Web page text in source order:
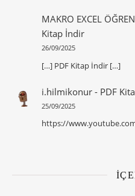
MAKRO EXCEL
Kitap İndir
26/09/2025
[…] PDF Kitap İndir […]
i.hilmikonur- PDF
25/09/2025
https://